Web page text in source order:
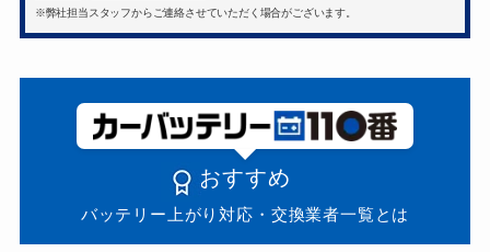
※弊社担当スタッフからご連絡させていただく場合がございます。
おすすめ
バッテリー上がり対応・交換業者一覧とは